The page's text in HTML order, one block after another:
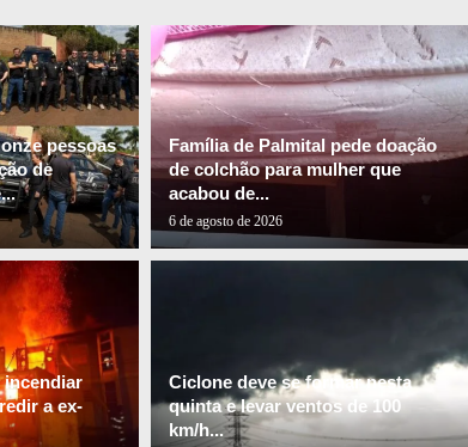
pessoas
de
Família de Palmital pede doação
de colchão para mulher que
acabou de...
6 de agosto de 2026
incendiar
a ex-
Ciclone deve se formar nesta
quinta e levar ventos de 100
km/h...